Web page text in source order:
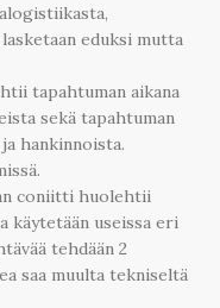
eduksi mutta
tapahtuman aikana
sekä tapahtuman
hankinnoista.
coniitti huolehtii
käytetään useissa eri
tehdään 2
saa muulta tekniseltä